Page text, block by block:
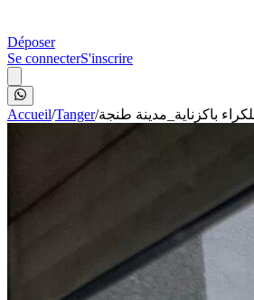
Déposer
Se connecterS'inscrire
Accueil/Tanger/باكزناية_مدينة طنجة